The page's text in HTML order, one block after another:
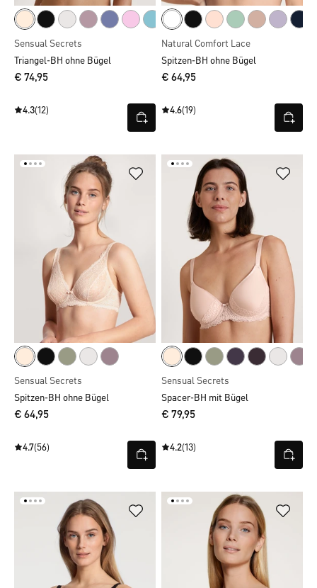
Sensual Secrets
Triangel-BH ohne Bügel
€ 74,95
4.3(12)
Natural Comfort Lace
Spitzen-BH ohne Bügel
€ 64,95
4.6(19)
Sensual Secrets
Spitzen-BH ohne Bügel
€ 64,95
4.7(56)
Sensual Secrets
Spacer-BH mit Bügel
€ 79,95
4.2(13)